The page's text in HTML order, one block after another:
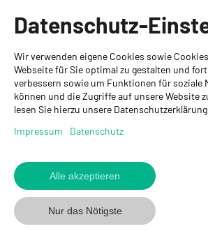
GYSO AG
Hauptsitz Kloten
Steinackerstrasse 34
8302 Kloten
+ 41 43 255 55 55
www.gyso.ch
GYSO
auf
GYSO
auf
Gyso
auf
Datenschutz-
Wir verwenden eigene Cookies sowie
Webseite für Sie optimal zu gestalten und
verbessern sowie um Funktionen für soziale
können und die Zugriffe auf unsere Website
lesen Sie hierzu unsere
Impressum
Datenschutz
Alle akzeptieren
Nur das Nötigste